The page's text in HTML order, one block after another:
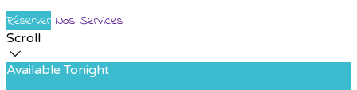
Réserver Nos Services
Scroll
Available Tonight